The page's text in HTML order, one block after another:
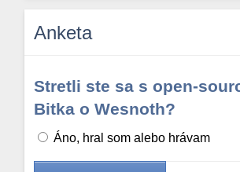
Anketa
Stretli ste sa s open-
Bitka o Wesnoth?
Áno, hral som alebo hrávam